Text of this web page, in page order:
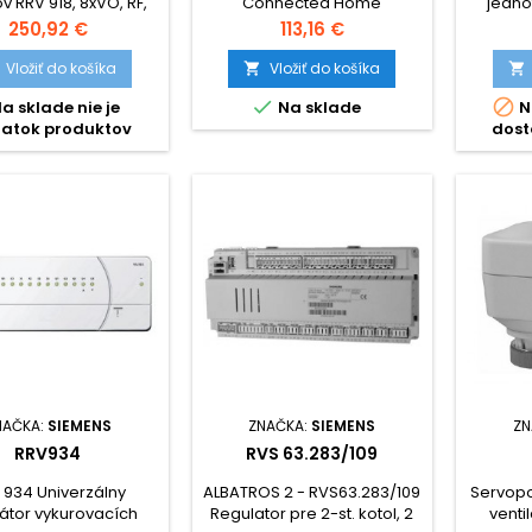
UKONČENÝ
Cena
250,92 €
Vložiť do košíka
sklade nie je
produktov
Cena
113,16 €
 Vložiť do košíka
 Na sklade
DO,
0XB0,


SIEMENS
RRV934
934 Univerzálny
vykurovacích
ZNAČKA: SIEMENS
RVS 63.283/109
ALBATROS 2 - RVS63.283/109
Regulator pre 2-st. kotol, 2